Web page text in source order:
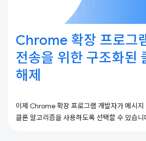
Chrome 확장 프로그
전송을 위한 구조화된
해제
이제 Chrome 확장 프로그램 개발자가 메시지
클론 알고리즘을 사용하도록 선택할 수 있습니